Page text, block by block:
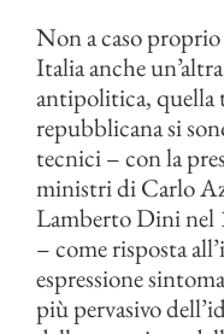
Non a caso
Italia anche
antipolitica, quella
repubblicana si
tecnici – con la
ministri di Carlo
Lamberto Dini nel
– come risposta
espressione
più pervasivo